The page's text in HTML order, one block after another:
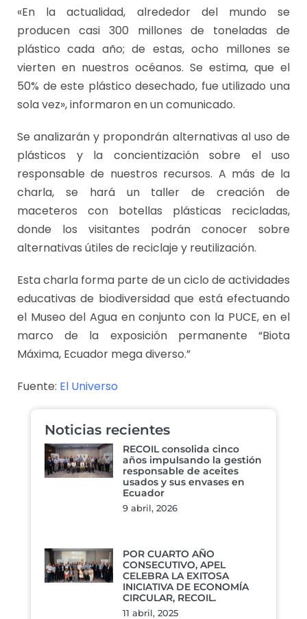
«En la actualidad, alrededor del mundo se
producen casi 300 millones de toneladas de
plástico cada año; de estas, ocho millones se
vierten en nuestros océanos. Se estima, que el
50% de este plástico desechado, fue utilizado una
sola vez», informaron en un comunicado.
Se analizarán y propondrán alternativas al uso de
plásticos y la concientización sobre el uso
responsable de nuestros recursos. A más de la
charla, se hará un taller de creación de
maceteros con botellas plásticas recicladas,
donde los visitantes podrán conocer sobre
alternativas útiles de reciclaje y reutilización.
Esta charla forma parte de un ciclo de actividades
educativas de biodiversidad que está efectuando
el Museo del Agua en conjunto con la PUCE, en el
marco de la exposición permanente “Biota
Máxima, Ecuador mega diverso.”
Fuente: El Universo
Noticias recientes
RECOIL consolida cinco
años impulsando la gestión
responsable de aceites
usados y sus envases en
Ecuador
9 abril, 2026
POR CUARTO AÑO
CONSECUTIVO, APEL
CELEBRA LA EXITOSA
INICIATIVA DE ECONOMÍA
CIRCULAR, RECOIL.
11 abril, 2025